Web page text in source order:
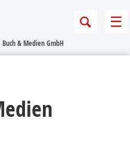
& Medien GmbH